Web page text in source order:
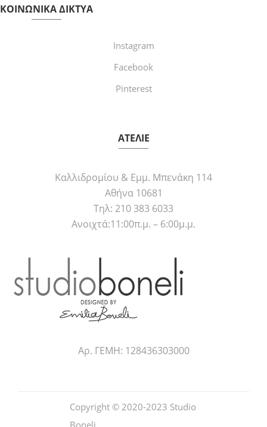
ΚΟΙΝΩΝΙΚΑ ΔΙΚΤΥΑ
Instagram
Facebook
Pinterest
ΑΤΕΛΙΕ
Καλλιδρομίου & Εμμ. Μπενάκη 114
Αθήνα 10681
Τηλ: 210 383 6033
Ανοιχτά:11:00π.μ. – 6:00μ.μ.
Αρ. ΓΕΜΗ: 128436303000
Copyright © 2020-2023 Studio
Boneli